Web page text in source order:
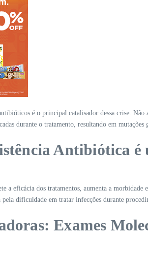
é o principal catalisador dessa crise.
durante o tratamento, resultando em mutações
Antibiótica é
a eficácia dos tratamentos, aumenta a morbidade
pela dificuldade em tratar infecções durante
Exames